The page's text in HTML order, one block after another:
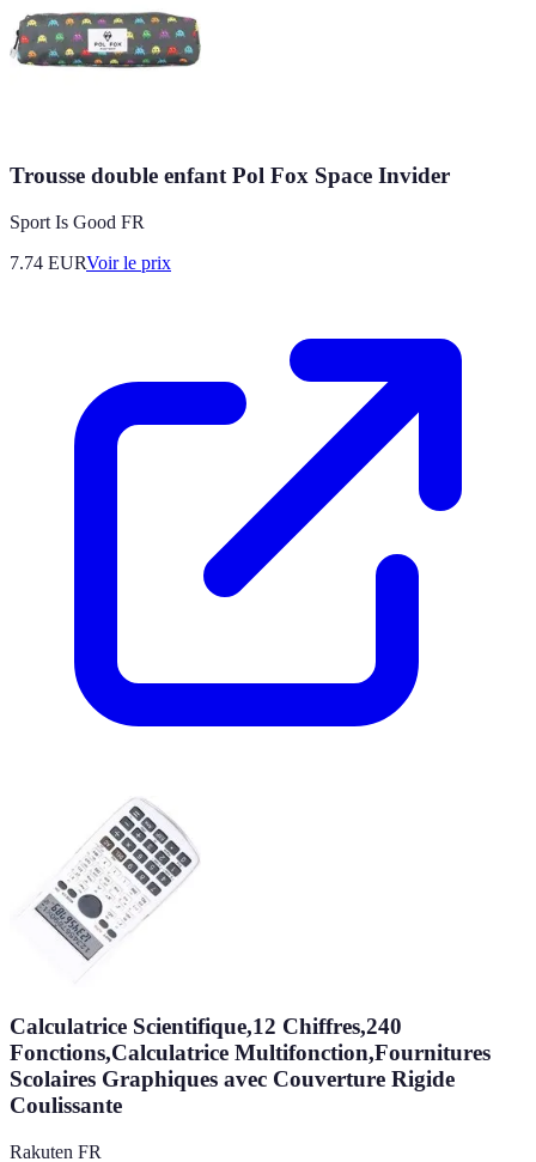
Trousse double enfant Pol Fox Space Invider
Sport Is Good FR
7.74 EURVoir le prix
Calculatrice Scientifique,12 Chiffres,240
Fonctions,Calculatrice Multifonction,Fournitures
Scolaires Graphiques avec Couverture Rigide
Coulissante
Rakuten FR